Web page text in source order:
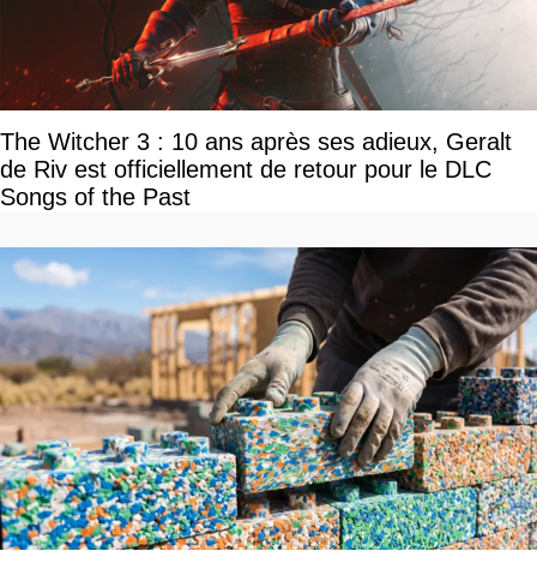
The Witcher 3 : 10 ans après ses adieux, Geralt
de Riv est officiellement de retour pour le DLC
Songs of the Past